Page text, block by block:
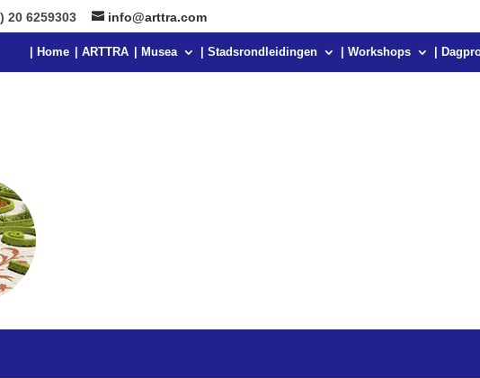
20 6259303 info@arttra.com
| Home | ARTTRA | Musea | Stadsrondleidingen | Workshops |